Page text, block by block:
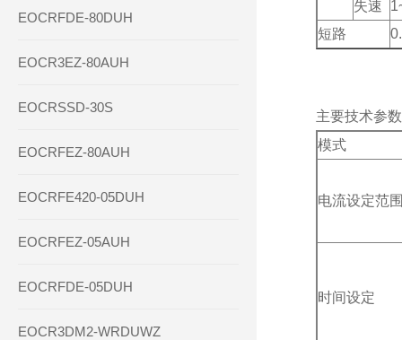
EOCRFDE-80DUH
EOCR3EZ-80AUH
EOCRSSD-30S
EOCRFEZ-80AUH
EOCRFE420-05DUH
EOCRFEZ-05AUH
EOCRFDE-05DUH
EOCR3DM2-WRDUWZ
失速
短路
主要技术参
模式
电流设定范
时间设定